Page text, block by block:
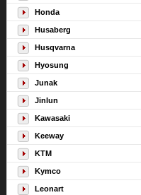
Honda
Husaberg
Husqvarna
Hyosung
Junak
Jinlun
Kawasaki
Keeway
KTM
Kymco
Leonart